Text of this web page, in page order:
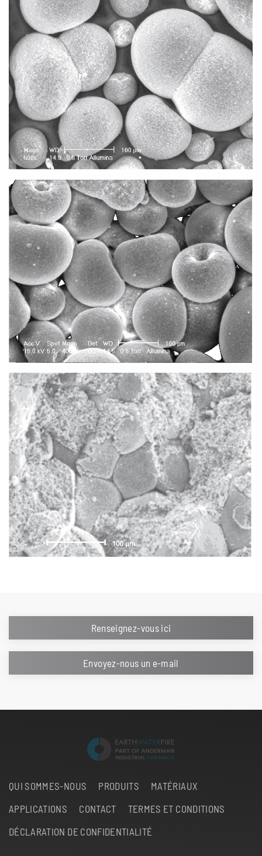
Renseignez-vous ici
Envoyez-nous un e-mail
QUI SOMMES-NOUS PRODUITS
MATÉRIAUX
APPLICATIONS
CONTACT
TERMES ET CONDITIONS
DÉCLARATION DE CONFIDENTIALITÉ